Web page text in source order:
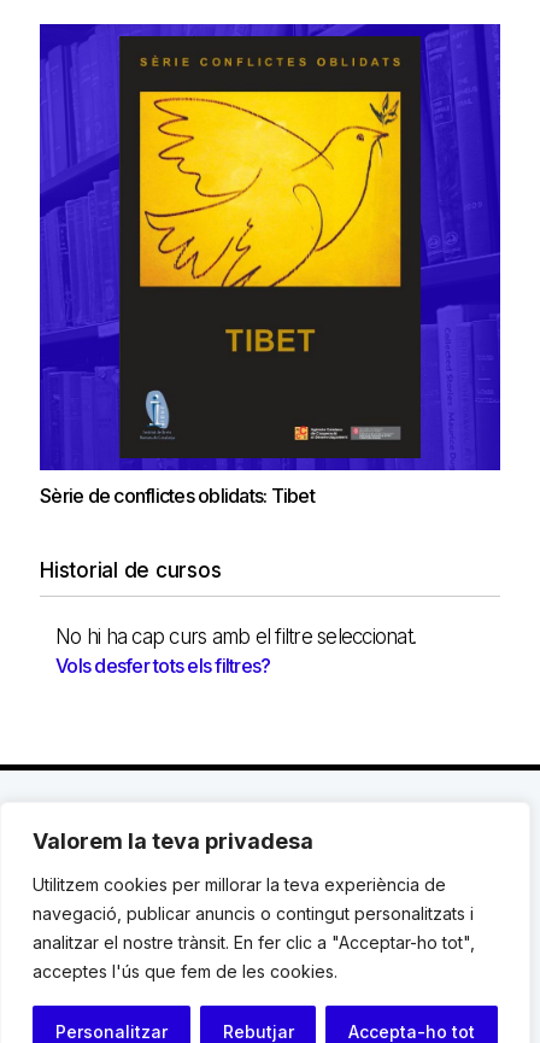
Valorem la teva privadesa
Utilitzem cookies per millorar la teva experiència de
navegació, publicar anuncis o contingut personalitzats i
analitzar el nostre trànsit. En fer clic a "Acceptar-ho tot",
acceptes l'ús que fem de les cookies.
Personalitzar Rebutjar Accepta-ho tot
Sèrie de conflictes oblidats: Tibet
Historial de cursos
No hi ha cap curs amb el filtre seleccionat.
Vols desfer tots els filtres?
C. Avinyó 44, 2n | 08002 Barcelona |
119 03 72|institut@idhc.org
© Institut de Drets Humans de Catalunya.
Avis legal|Cookies|Contacte